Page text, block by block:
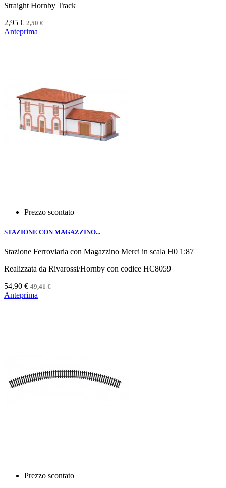
Straight Hornby Track
2,95 € 2,50 €
Anteprima
Prezzo scontato
STAZIONE CON MAGAZZINO...
Stazione Ferroviaria con Magazzino Merci in scala H0 1:87
Realizzata da Rivarossi/Hornby con codice HC8059
54,90 € 49,41 €
Anteprima
Prezzo scontato